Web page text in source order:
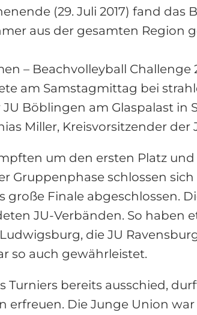
(29. Juli 2017) fand
aus der gesamten Region
– Beachvolleyball
am Samstagmittag bei
Böblingen am Glaspalast
Miller, Kreisvorsitzender
um den ersten Platz
Gruppenphase schlossen
große Finale abgeschlossen.
JU-Verbänden. So haben
die JU
so auch gewährleistet.
Turniers bereits ausschied,
erfreuen. Die Junge Union